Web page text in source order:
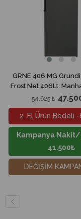
MG Grundig Duo No
Manhattan Gray
Buzdolabı47.500 ₺
Bedeli -6.000₺
Nakit/Havale
KAMPANYASI